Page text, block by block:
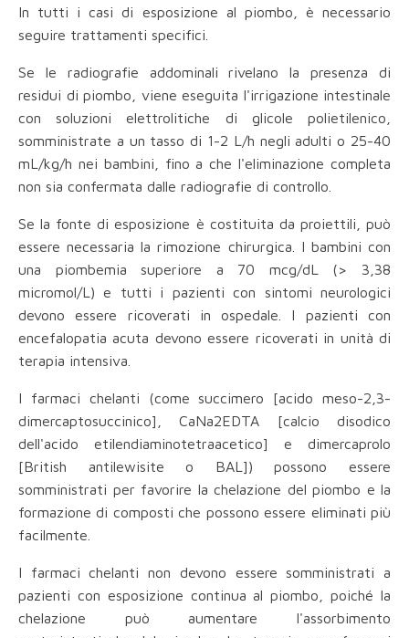
In tutti i casi di esposizione al piombo, è necessario
seguire trattamenti specifici.
Se le radiografie addominali rivelano la presenza di
residui di piombo, viene eseguita l'irrigazione intestinale
con soluzioni elettrolitiche di glicole polietilenico,
somministrate a un tasso di 1-2 L/h negli adulti o 25-40
mL/kg/h nei bambini, fino a che l'eliminazione completa
non sia confermata dalle radiografie di controllo.
Se la fonte di esposizione è costituita da proiettili, può
essere necessaria la rimozione chirurgica. I bambini con
una piombemia superiore a 70 mcg/dL (> 3,38
micromol/L) e tutti i pazienti con sintomi neurologici
devono essere ricoverati in ospedale. I pazienti con
encefalopatia acuta devono essere ricoverati in unità di
terapia intensiva.
I farmaci chelanti (come succimero [acido meso-2,3-
dimercaptosuccinico], CaNa2EDTA [calcio disodico
dell'acido etilendiaminotetraacetico] e dimercaprolo
[British antilewisite o BAL]) possono essere
somministrati per favorire la chelazione del piombo e la
formazione di composti che possono essere eliminati più
facilmente.
I farmaci chelanti non devono essere somministrati a
pazienti con esposizione continua al piombo, poiché la
chelazione può aumentare l'assorbimento